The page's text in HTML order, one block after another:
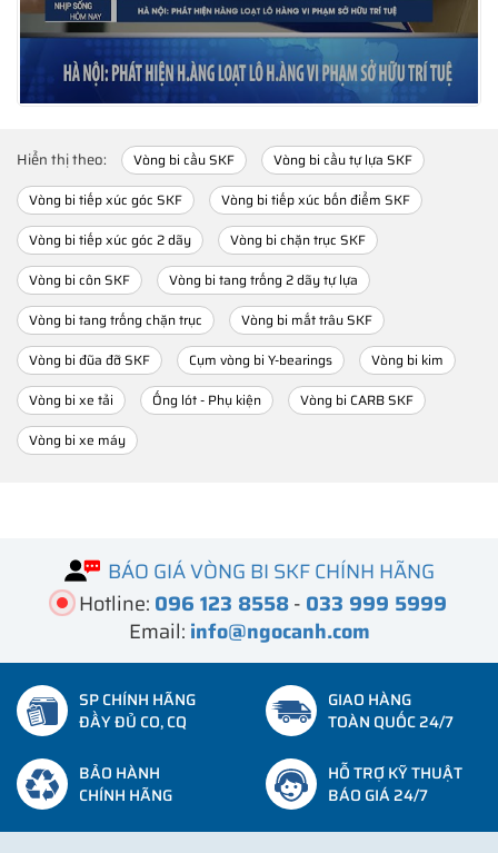
Hiển thị theo: Vòng bi cầu SKF
Vòng bi cầu tự lựa SKF
Vòng bi tiếp xúc góc SKF
Vòng bi tiếp xúc bốn điểm SKF
Vòng bi tiếp xúc góc 2 dãy
Vòng bi chặn trục SKF
Vòng bi côn SKF
Vòng bi tang trống 2 dãy tự lựa
Vòng bi tang trống chặn trục
Vòng bi mắt trâu SKF
Vòng bi đũa đỡ SKF
Cụm vòng bi Y-bearings
Vòng bi kim
Vòng bi xe tải
Ống lót - Phụ kiện
Vòng bi CARB SKF
Vòng bi xe máy
BÁO GIÁ VÒNG BI SKF CHÍNH HÃNG
Hotline: 096 123 8558- 033 999 5999
Email: info@ngocanh.com
SP CHÍNH HÃNG
ĐẦY ĐỦ CO, CQ
GIAO HÀNG
TOÀN QUỐC 24/7
BẢO HÀNH
CHÍNH HÃNG
HỖ TRỢ KỸ THUẬT
BÁO GIÁ 24/7